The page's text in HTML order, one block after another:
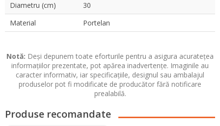
Diametru (cm)
30
Material
Portelan
Notă: Deși depunem toate eforturile pentru a asigura acuratețea
informațiilor prezentate, pot apărea inadvertențe. Imaginile au
caracter informativ, iar specificațiile, designul sau ambalajul
produselor pot fi modificate de producător fără notificare
prealabilă.
Produse recomandate